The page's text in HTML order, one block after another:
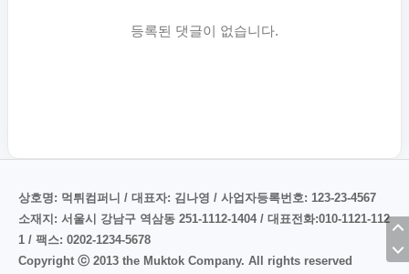
등록된 댓글이 없습니다.
상호명: 먹튀컴퍼니 / 대표자: 김나영 / 사업자등록번호: 123-23-4567
소재지: 서울시 강남구 역삼동 251-1112-1404 / 대표전화:010-1121-112
1 / 팩스: 0202-1234-5678
Copyright ⓒ 2013 the Muktok Company. All rights reserved